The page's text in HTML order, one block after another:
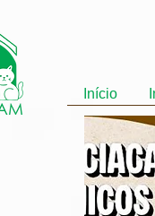
Início